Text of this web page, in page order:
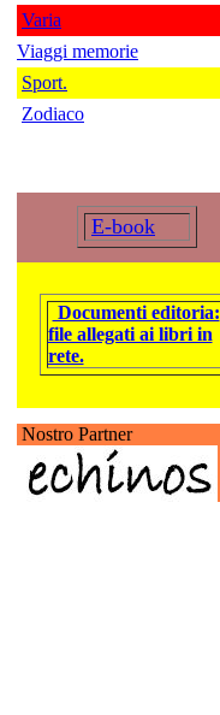
Varia
Viaggi memorie
Sport.
Zodiaco
E-book
Documenti editoria:
file allegati ai libri in
rete.
Nostro Partner